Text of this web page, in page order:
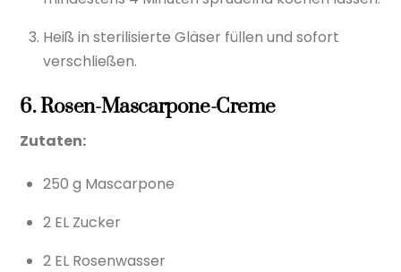
Heiß in sterilisierte Gläser füllen und sofort
verschließen.
6. Rosen-Mascarpone-Creme
Zutaten:
250 g Mascarpone
2 EL Zucker
2 EL Rosenwasser